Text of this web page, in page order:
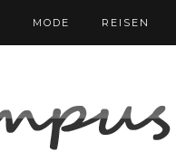
MODE REISEN